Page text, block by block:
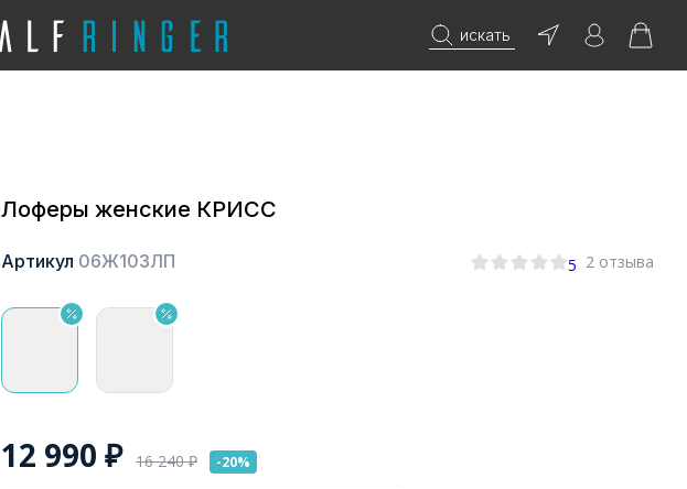
искать
Лоферы женские КРИСС
Артикул 06Ж103ЛП 5 2 отзыва
12 990 ₽ 16 240₽ -20%